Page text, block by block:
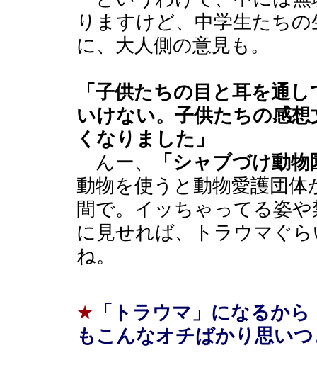
りますけど、中学生たち
に、大人側の意見も。
「子供たちの目と耳を通
いけない。子供たちの感
くなりました」
んー、
「シャブづけ動物
動物を使うと動物愛護団
間で。イッちゃってる姿
に見せれば、トラウマぐ
ね。
★ 「トラウマ」になるか
もこんなオチばかり思い